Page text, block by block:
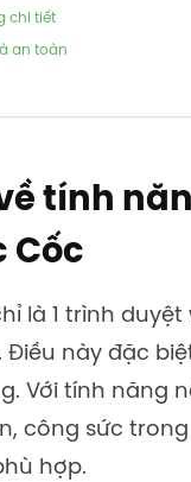
chi tiết
an toàn
tính
Cốc
là 1 trình
này đặc
Với tính năng
công sức
hợp.